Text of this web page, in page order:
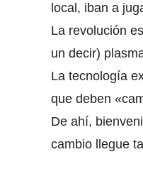
local, iban a
La revolución
un decir)
La tecnología
que deben
De ahí,
cambio llegue